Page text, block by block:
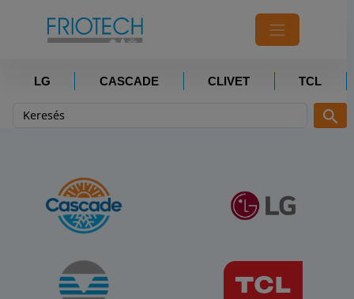
LG CASCADE CLIVET TCL